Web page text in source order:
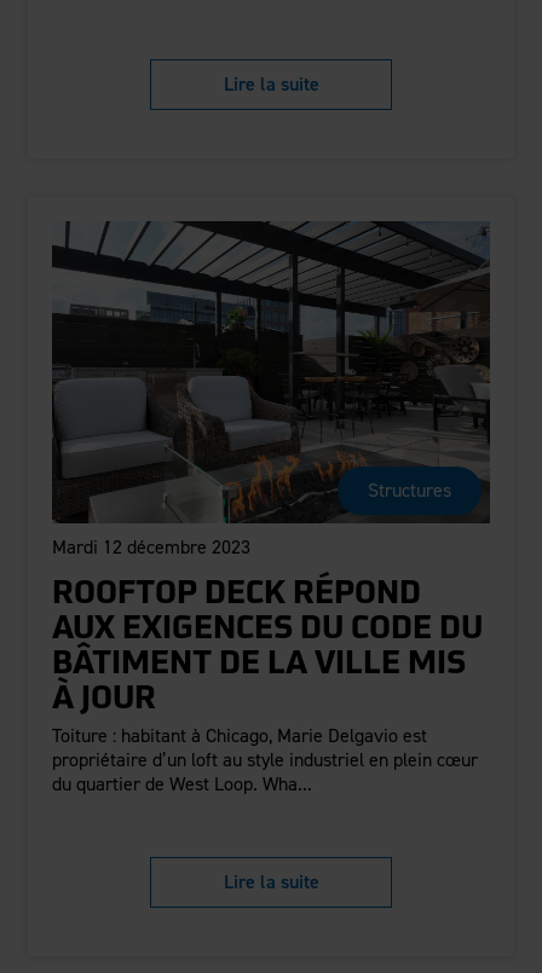
Lire la suite
Structures
Mardi 12 décembre 2023
ROOFTOP DECK RÉPOND
AUX EXIGENCES DU CODE DU
BÂTIMENT DE LA VILLE MIS
À JOUR
Toiture : habitant à Chicago, Marie Delgavio est
propriétaire d’un loft au style industriel en plein cœur
du quartier de West Loop. Wha...
Lire la suite